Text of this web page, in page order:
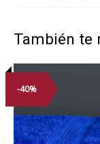
También te
-40%